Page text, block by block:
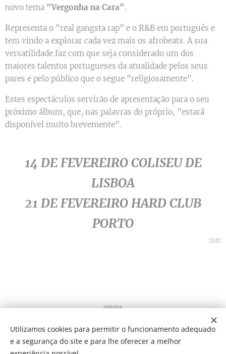
novo tema "Vergonha na Cara".
Representa o "real gangsta rap" e o R&B em português e
tem vindo a explorar cada vez mais os afrobeats. A sua
versatilidade faz com que seja considerado um dos
maiores talentos portugueses da atualidade pelos seus
pares e pelo público que o segue "religiosamente".
Estes espectáculos servirão de apresentação para o seu
próximo álbum, que, nas palavras do próprio, "estará
disponível muito brevemente".
14 DE FEVEREIRO COLISEU DE
LISBOA
21 DE FEVEREIRO HARD CLUB
PORTO
SME
Publicidade
Share
Utilizamos cookies para permitir o funcionamento adequado
e a segurança do site e para lhe oferecer a melhor